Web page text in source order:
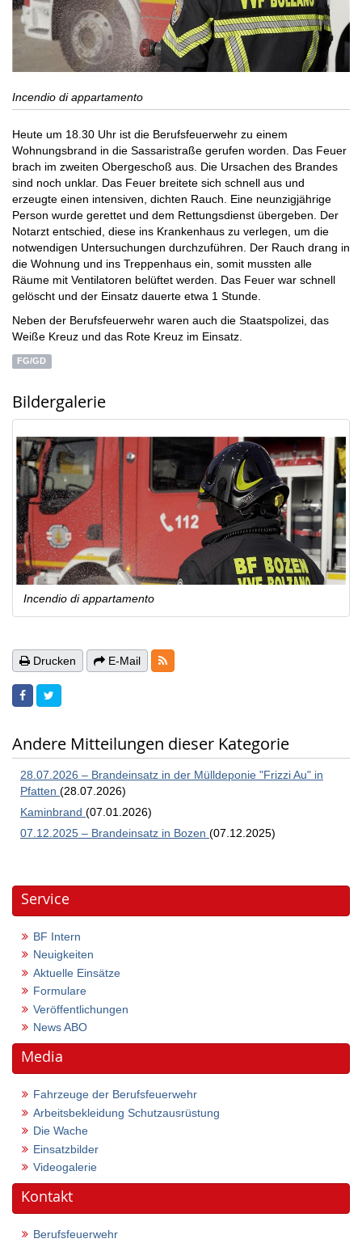
Incendio di appartamento
Heute um 18.30 Uhr ist die Berufsfeuerwehr zu einem
Wohnungsbrand in die Sassaristraße gerufen worden. Das Feuer
brach im zweiten Obergeschoß aus. Die Ursachen des Brandes
sind noch unklar. Das Feuer breitete sich schnell aus und
erzeugte einen intensiven, dichten Rauch. Eine neunzigjährige
Person wurde gerettet und dem Rettungsdienst übergeben. Der
Notarzt entschied, diese ins Krankenhaus zu verlegen, um die
notwendigen Untersuchungen durchzuführen. Der Rauch drang in
die Wohnung und ins Treppenhaus ein, somit mussten alle
Räume mit Ventilatoren belüftet werden. Das Feuer war schnell
gelöscht und der Einsatz dauerte etwa 1 Stunde.
Neben der Berufsfeuerwehr waren auch die Staatspolizei, das
Weiße Kreuz und das Rote Kreuz im Einsatz.
FG/GD
Bildergalerie
Incendio di appartamento
Drucken E-Mail RSS-Feeds
Andere Mitteilungen dieser Kategorie
28.07.2026 – Brandeinsatz in der Mülldeponie "Frizzi Au" in
Pfatten (28.07.2026)
Kaminbrand (07.01.2026)
07.12.2025 – Brandeinsatz in Bozen (07.12.2025)
Service
BF Intern
Neuigkeiten
Aktuelle Einsätze
Formulare
Veröffentlichungen
News ABO
Media
Fahrzeuge der Berufsfeuerwehr
Arbeitsbekleidung Schutzausrüstung
Die Wache
Einsatzbilder
Videogalerie
Kontakt
Berufsfeuerwehr